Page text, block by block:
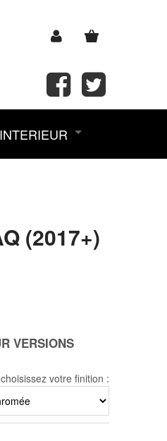
INTERIEUR
(2017+)
VERSIONS
choisissez votre finition :